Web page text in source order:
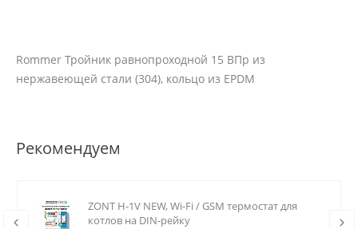
Rommer Тройник равнопроходной 15 ВПр из
нержавеющей стали (304), кольцо из EPDM
Рекомендуем
ZONT H-1V NEW, Wi-Fi / GSM термостат для
котлов на DIN-рейку